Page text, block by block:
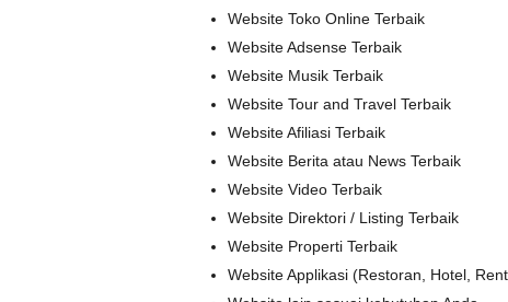
Website Toko Online Terbaik
Website Adsense Terbaik
Website Musik Terbaik
Website Tour and Travel Terbaik
Website Afiliasi Terbaik
Website Berita atau News Terbaik
Website Video Terbaik
Website Direktori / Listing Terbaik
Website Properti Terbaik
Website Applikasi (Restoran, Hotel,